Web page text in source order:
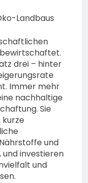
Landbaus
drei – hinter
Immer mehr
nachhaltige
Sie
und
investieren
und